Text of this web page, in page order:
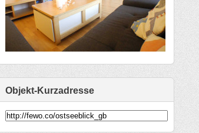
Objekt-Kurzadresse